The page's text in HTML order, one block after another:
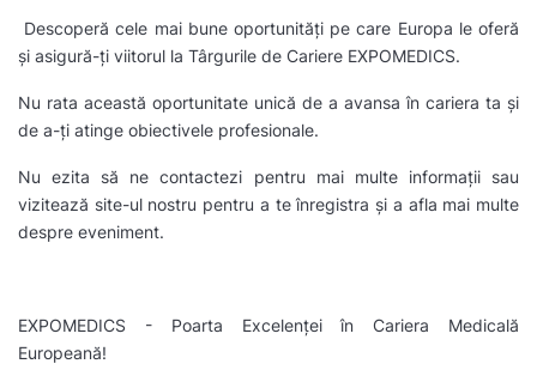
Descoperă cele mai bune oportunități pe care Europa le oferă
și asigură-ți viitorul la Târgurile de Cariere EXPOMEDICS.
Nu rata această oportunitate unică de a avansa în cariera ta și
de a-ți atinge obiectivele profesionale.
Nu ezita să ne contactezi pentru mai multe informații sau
vizitează site-ul nostru pentru a te înregistra și a afla mai multe
despre eveniment.
EXPOMEDICS - Poarta Excelenței în Cariera Medicală
Europeană!